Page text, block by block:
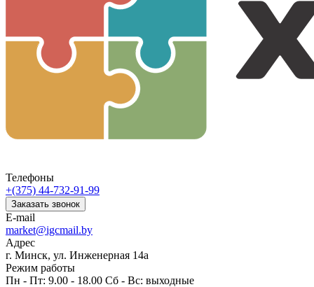
Телефоны
+(375) 44-732-91-99
Заказать звонок
E-mail
market@igcmail.by
Адрес
г. Минск, ул. Инженерная 14а
Режим работы
Пн - Пт: 9.00 - 18.00 Сб - Вс: выходные